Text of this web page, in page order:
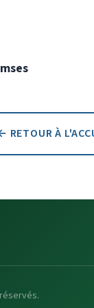
RETOUR À